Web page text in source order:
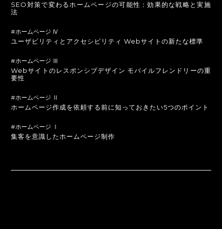
SEO対策で変わるホームページの可能性：効果的な戦略と実施
法
#ホームページ Ⅳ
ユーザビリティとアクセシビリティ Webサイトの新たな標準
#ホームページ Ⅲ
Webサイトのレスポンシブデザイン モバイルフレンドリーの重
要性
#ホームページ Ⅱ
ホームページ作成を依頼する前に知っておきたい5つのポイント
#ホームページ Ⅰ
集客を意識したホームページ制作